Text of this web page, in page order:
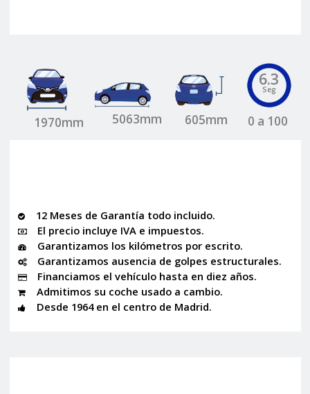
1970mm 5063mm 605mm
6.3
Seg
0 a 100
12 Meses de Garantía todo incluido.
El precio incluye IVA e impuestos.
Garantizamos los kilómetros por escrito.
Garantizamos ausencia de golpes estructurales.
Financiamos el vehículo hasta en diez años.
Admitimos su coche usado a cambio.
Desde 1964 en el centro de Madrid.